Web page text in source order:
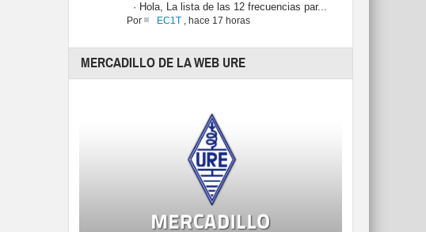
· Hola, La lista de las 12 frecuencias par...
Por EC1T, hace 17 horas
MERCADILLO DE LA WEB URE